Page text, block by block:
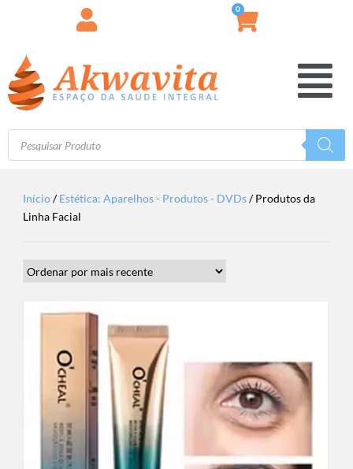
0
Início/Estética: Aparelhos - Produtos - DVDs/ Produtos da
Linha Facial